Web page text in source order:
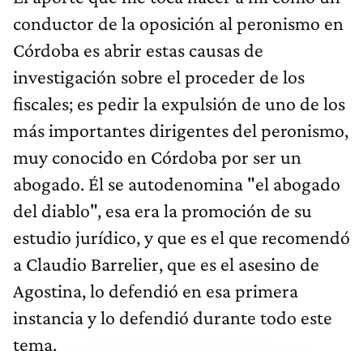
Córdoba es abrir estas causas de
investigación sobre el proceder de los
fiscales; es pedir la expulsión de uno de los
más importantes dirigentes del peronismo,
muy conocido en Córdoba por ser un
abogado. Él se autodenomina "el abogado
del diablo", esa era la promoción de su
estudio jurídico, y que es el que recomendó
a Claudio Barrelier, que es el asesino de
Agostina, lo defendió en esa primera
instancia y lo defendió durante todo este
tema.